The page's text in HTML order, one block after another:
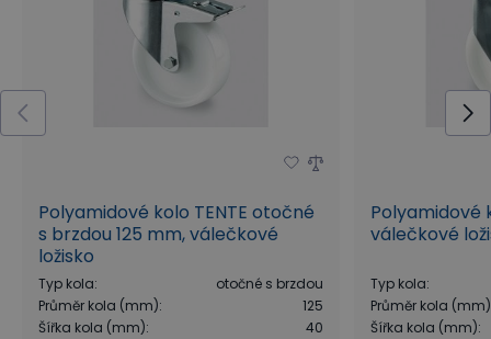
Polyamidové kolo TENTE otočné
s brzdou 125 mm, válečkové
ložisko
Typ kola:
otočné s brzdou
Průměr kola (mm):
125
Šířka kola (mm): 40
Polyamidové
válečkové
Typ kola:
Průměr kola (mm)
Šířka kola (mm):